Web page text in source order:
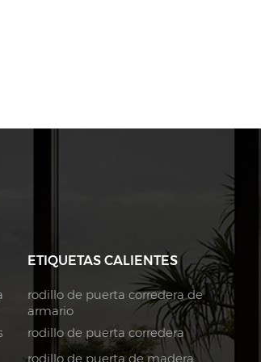
ETIQUETAS CALIENTES
rodillo de puerta corredera de
armario
rodillo de puerta corredera
rodillo de puerta de madera